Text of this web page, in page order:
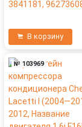
В корзину
№ 103969